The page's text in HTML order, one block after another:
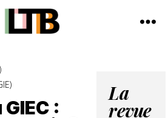
Média
d'information
:
La
revue